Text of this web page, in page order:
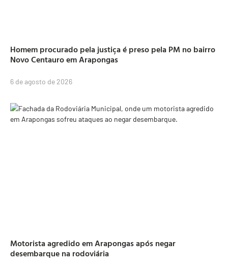
Homem procurado pela justiça é preso pela PM no bairro
Novo Centauro em Arapongas
6 de agosto de 2026
Motorista agredido em Arapongas após negar
desembarque na rodoviária